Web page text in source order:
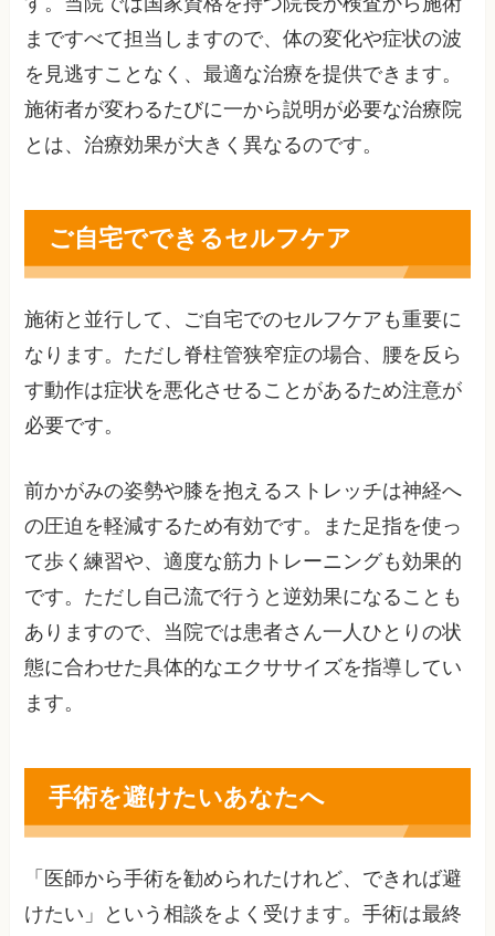
まですべて担当しますので、体の変化や症状の波
を見逃すことなく、最適な治療を提供できます。
施術者が変わるたびに一から説明が必要な治療院
とは、治療効果が大きく異なるのです。
ご自宅でできるセルフケア
施術と並行して、ご自宅でのセルフケアも重要に
なります。ただし脊柱管狭窄症の場合、腰を反ら
す動作は症状を悪化させることがあるため注意が
必要です。
前かがみの姿勢や膝を抱えるストレッチは神経へ
の圧迫を軽減するため有効です。また足指を使っ
て歩く練習や、適度な筋力トレーニングも効果的
です。ただし自己流で行うと逆効果になることも
ありますので、当院では患者さん一人ひとりの状
態に合わせた具体的なエクササイズを指導してい
ます。
手術を避けたいあなたへ
「医師から手術を勧められたけれど、できれば避
けたい」という相談をよく受けます。手術は最終